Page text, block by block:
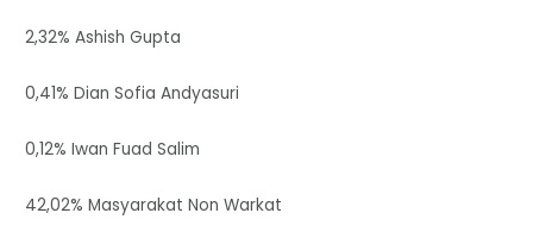
2,32% Ashish Gupta
0,41% Dian Sofia Andyasuri
0,12% Iwan Fuad Salim
42,02% Masyarakat Non Warkat